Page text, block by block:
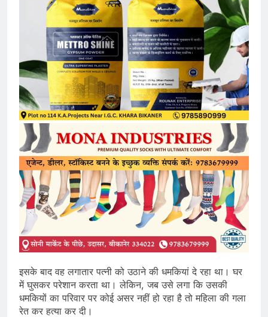
इसके बाद वह लगातार पत्नी को उठाने की धमकियां दे रहा था। घर
में घुसकर परेशान करता था। लेकिन, जब उसे लगा कि उसकी
धमकियों का परिवार पर कोई असर नहीं हो रहा है तो महिला की गला
रेत कर हत्या कर दी।